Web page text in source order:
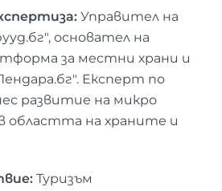
Управител на
основател на
за местни храни и
Експерт по
развитие на микро
областта на храните и
Туризъм